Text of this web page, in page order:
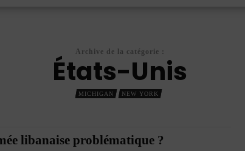
Archive de la catégorie :
États-Unis
MICHIGAN NEW YORK
libanaise problématique ?